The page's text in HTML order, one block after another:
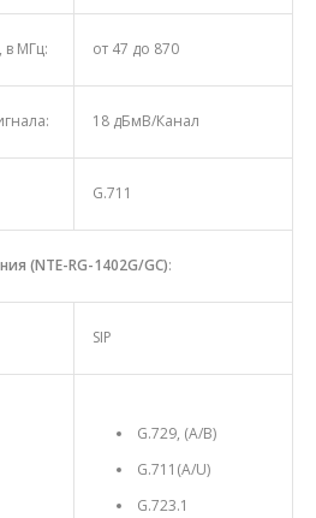
в МГц: от 47 до 870
18 дБмВ/Канал
G.711
(NTE-RG-1402G/GC):
SIP
G.729, (A/B)
G.711(A/U)
G.723.1